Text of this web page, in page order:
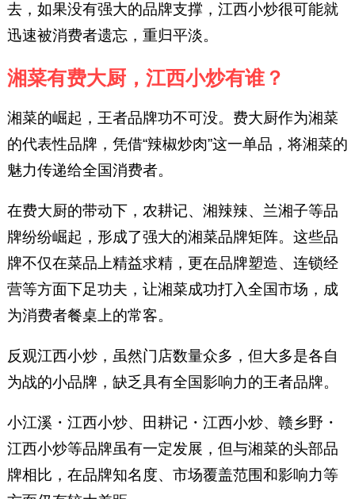
去，如果没有强大的品牌支撑，江西小炒很可能就
迅速被消费者遗忘，重归平淡。
湘菜有费大厨，江西小炒有谁？
湘菜的崛起，王者品牌功不可没。费大厨作为湘菜
的代表性品牌，凭借“辣椒炒肉”这一单品，将湘菜的
魅力传递给全国消费者。
在费大厨的带动下，农耕记、湘辣辣、兰湘子等品
牌纷纷崛起，形成了强大的湘菜品牌矩阵。这些品
牌不仅在菜品上精益求精，更在品牌塑造、连锁经
营等方面下足功夫，让湘菜成功打入全国市场，成
为消费者餐桌上的常客。
反观江西小炒，虽然门店数量众多，但大多是各自
为战的小品牌，缺乏具有全国影响力的王者品牌。
小江溪・江西小炒、田耕记・江西小炒、赣乡野・
江西小炒等品牌虽有一定发展，但与湘菜的头部品
牌相比，在品牌知名度、市场覆盖范围和影响力等